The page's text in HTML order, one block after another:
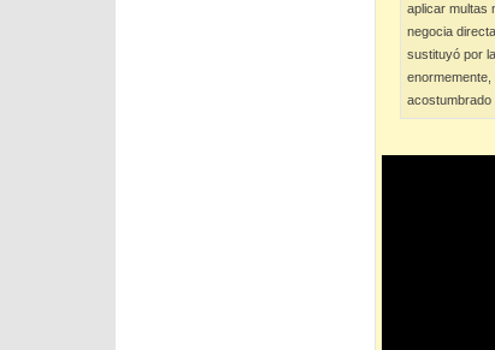
aplicar multas
negocia
sustituyó por
acostumbrado